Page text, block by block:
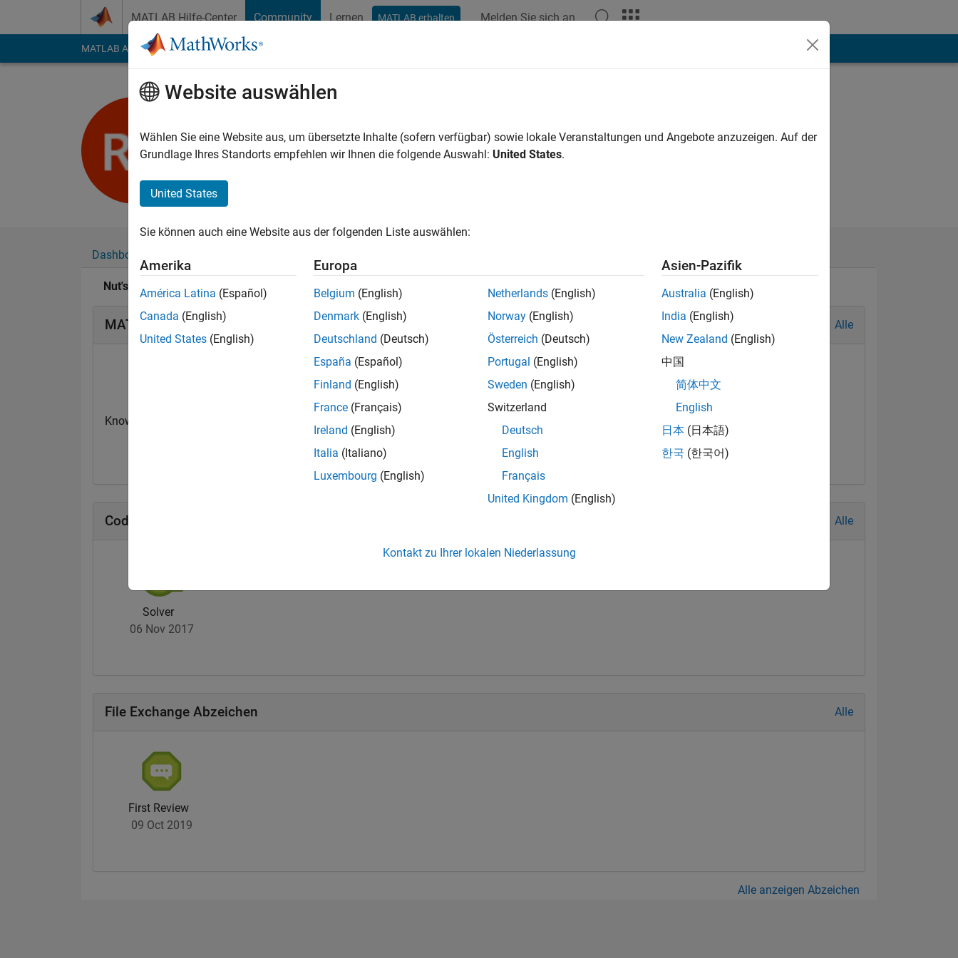
MATLAB Hilfe-Center Community Lernen MATLAB erhalten Melden Sie sich an
MATLAB Answers File Exchange Cody
Aktiv seit 2016
Followers:0 Following:0
Dashboard
Nut's Abzeichen
MATLAB Answers Abzeichen Alle
Knowledgeable Level 2
20 Jul 2017
20 Jul 2017
Cody Abzeichen Alle
Solver
06 Nov 2017
File Exchange Abzeichen Alle
First Review
09 Oct 2019
Alle anzeigen Abzeichen
Website auswählen
Wählen Sie eine Website aus, um übersetzte Inhalte (sofern verfügbar) sowie lokale Veranstaltungen und Angebote anzuzeigen. Auf der
Grundlage Ihres Standorts empfehlen wir Ihnen die folgende Auswahl: United States.
United States
Sie können auch eine Website aus der folgenden Liste auswählen:
Amerika
América Latina (Español)
Canada (English)
United States (English)
Europa
Belgium (English)
Denmark (English)
Deutschland (Deutsch)
España (Español)
Finland (English)
France (Français)
Ireland (English)
Italia (Italiano)
Luxembourg (English)
Netherlands (English)
Norway (English)
Österreich (Deutsch)
Portugal (English)
Sweden (English)
Switzerland
Deutsch
English
Français
United Kingdom (English)
Asien-Pazifik
Australia (English)
India (English)
New Zealand (English)
中国
简体中文
English
日本 (日本語)
한국 (한국어)
Kontakt zu Ihrer lokalen Niederlassung